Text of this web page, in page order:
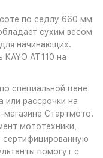
по седлу 660 мм
сухим весом
начинающих.
AT110 на
специальной цене
рассрочки на
магазине Стартмото.
мототехники,
сертифицированную
помогут с